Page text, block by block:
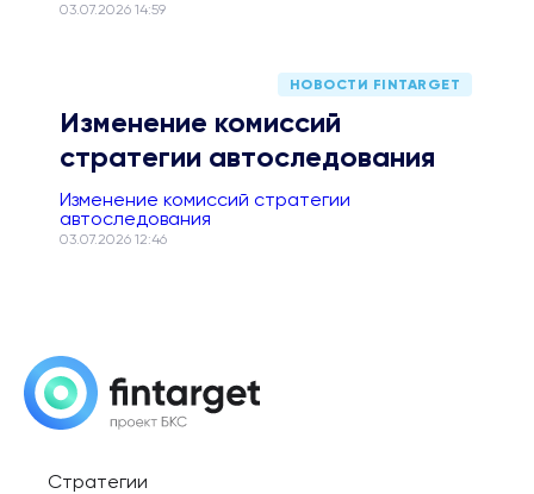
03.07.2026 14:59
НОВОСТИ FINTARGET
Изменение комиссий
стратегии автоследования
Изменение комиссий стратегии
автоследования
03.07.2026 12:46
Стратегии